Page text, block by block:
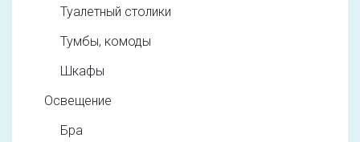
Туалетный столики
Тумбы, комоды
Шкафы
Освещение
Бра